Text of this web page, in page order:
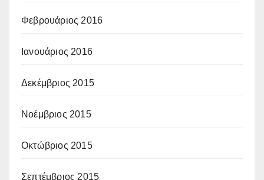
Φεβρουάριος 2016
Ιανουάριος 2016
Δεκέμβριος 2015
Νοέμβριος 2015
Οκτώβριος 2015
Σεπτέμβριος 2015